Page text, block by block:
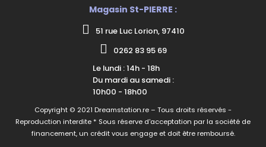
Magasin St-PIERRE :
51 rue Luc Lorion, 97410
0262 83 95 69
Le lundi : 14h - 18h
Du mardi au samedi :
10h00 - 18h00
Copyright © 2021 Dreamstation.re – Tous droits réservés -
Reproduction interdite * Sous réserve d'acceptation par la société de
financement, un crédit vous engage et doit être remboursé.